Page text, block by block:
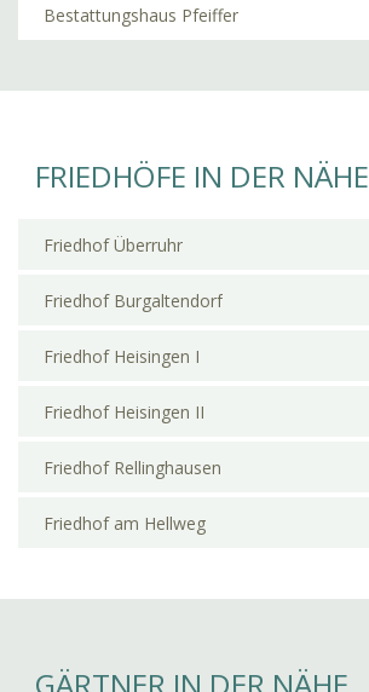
Bestattungshaus Pfeiffer
FRIEDHÖFE IN DER NÄHE
Friedhof Überruhr
Friedhof Burgaltendorf
Friedhof Heisingen I
Friedhof Heisingen II
Friedhof Rellinghausen
Friedhof am Hellweg